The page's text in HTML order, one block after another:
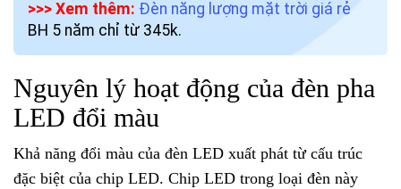
>>> Xem thêm: Đèn năng lượng mặt trời giá rẻ
BH 5 năm chỉ từ 345k.
Nguyên lý hoạt động của đèn pha
LED đổi màu
Khả năng đổi màu của đèn LED xuất phát từ cấu trúc
đặc biệt của chip LED. Chip LED trong loại đèn này